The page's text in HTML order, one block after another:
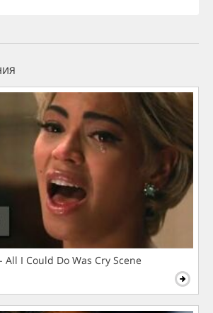
All I Could Do Was Cry Scene